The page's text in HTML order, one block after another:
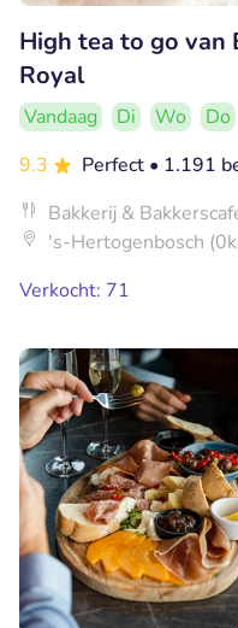
High tea to go van
Royal
Vandaag Di Wo Do
9.3
Perfect • 1.191
Bakkerij &
's-Hertogenbosch
Verkocht: 71